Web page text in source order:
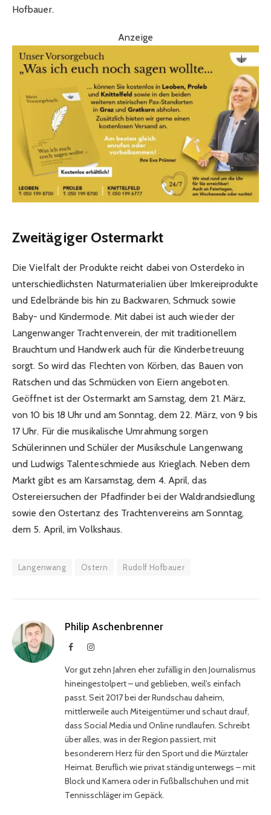
Hofbauer.
Anzeige
Zweitägiger Ostermarkt
Die Vielfalt der Produkte reicht dabei von Osterdeko in
unterschiedlichsten Naturmaterialien über Imkereiprodukte
und Edelbrände bis hin zu Backwaren, Schmuck sowie
Baby- und Kindermode. Mit dabei ist auch wieder der
Langenwanger Trachtenverein, der mit traditionellem
Brauchtum und Handwerk auch für die Kinderbetreuung
sorgt. So wird das Flechten von Körben, das Bauen von
Ratschen und das Schmücken von Eiern angeboten.
Geöffnet ist der Ostermarkt am Samstag, dem 21. März,
von 10 bis 18 Uhr und am Sonntag, dem 22. März, von 9 bis
17 Uhr. Für die musikalische Umrahmung sorgen
Schülerinnen und Schüler der Musikschule Langenwang
und Ludwigs Talenteschmiede aus Krieglach. Neben dem
Markt gibt es am Karsamstag, dem 4. April, das
Ostereiersuchen der Pfadfinder bei der Waldrandsiedlung
sowie den Ostertanz des Trachtenvereins am Sonntag,
dem 5. April, im Volkshaus.
Langenwang Ostern Rudolf Hofbauer
Philip Aschenbrenner
FacebookInstagram
Vor gut zehn Jahren eher zufällig in den Journalismus
hineingestolpert – und geblieben, weil’s einfach
passt. Seit 2017 bei der Rundschau daheim,
mittlerweile auch Miteigentümer und schaut drauf,
dass Social Media und Online rundlaufen. Schreibt
über alles, was in der Region passiert, mit
besonderem Herz für den Sport und die Mürztaler
Heimat. Beruflich wie privat ständig unterwegs – mit
Block und Kamera oder in Fußballschuhen und mit
Tennisschläger im Gepäck.